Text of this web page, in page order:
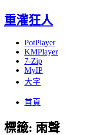
重灌狂人
PotPlayer
KMPlayer
7-Zip
MyIP
大字
首頁
標籤: 雨聲